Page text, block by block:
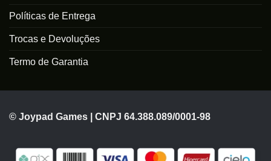
Políticas de Entrega
Trocas e Devoluções
Termo de Garantia
© Joypad Games | CNPJ 64.388.089/0001-98